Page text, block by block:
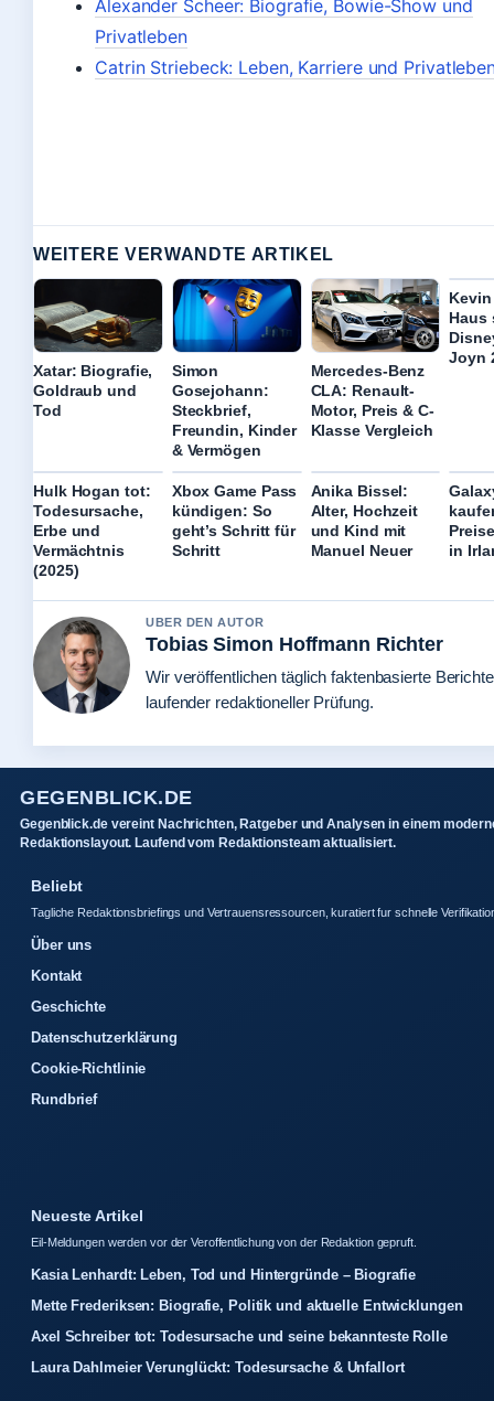
Alexander Scheer: Biografie, Bowie-Show und
Privatleben
Catrin Striebeck: Leben, Karriere und
WEITERE VERWANDTE ARTIKEL
Xatar: Biografie,
Goldraub und
Tod
Simon
Gosejohann:
Steckbrief,
Freundin, Kinder
& Vermögen
Mercedes-Benz
CLA: Renault-
Motor, Preis & C-
Klasse Vergleich
Haus
Joyn
Hulk Hogan tot:
Todesursache,
Erbe und
Vermächtnis
(2025)
Xbox Game Pass
kündigen: So
geht’s Schritt für
Schritt
Anika Bissel:
Alter, Hochzeit
und Kind mit
Manuel Neuer
in
UBER DEN AUTOR
Tobias Simon Hoffmann Richter
Wir veröffentlichen täglich faktenbasierte
laufender redaktioneller Prüfung.
GEGENBLICK.DE
Gegenblick.de vereint Nachrichten, Ratgeber und Analysen in einem
Redaktionslayout. Laufend vom Redaktionsteam aktualisiert.
Beliebt
Tagliche Redaktionsbriefings und Vertrauensressourcen, kuratiert fur schnelle
Über uns
Kontakt
Geschichte
Datenschutzerklärung
Cookie-Richtlinie
Rundbrief
Neueste Artikel
Eil-Meldungen werden vor der Veroffentlichung von der Redaktion gepruft.
Kasia Lenhardt: Leben, Tod und Hintergründe – Biografie
Mette Frederiksen: Biografie, Politik und aktuelle Entwicklungen
Axel Schreiber tot: Todesursache und seine bekannteste Rolle
Laura Dahlmeier Verunglückt: Todesursache & Unfallort